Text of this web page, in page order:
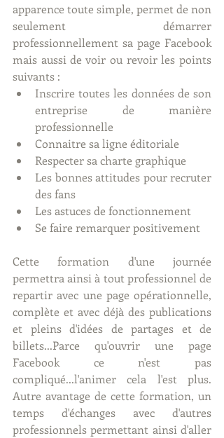
apparence toute simple, permet de non
seulement démarrer
professionnellement sa page Facebook
mais aussi de voir ou revoir les points
suivants :
Inscrire toutes les données de son
entreprise de manière
professionnelle
Connaitre sa ligne éditoriale
Respecter sa charte graphique
Les bonnes attitudes pour recruter
des fans
Les astuces de fonctionnement
Se faire remarquer positivement
Cette formation d'une journée
permettra ainsi à tout professionnel de
repartir avec une page opérationnelle,
complète et avec déjà des publications
et pleins d'idées de partages et de
billets...Parce qu'ouvrir une page
Facebook ce n'est pas
compliqué...l'animer cela l'est plus.
Autre avantage de cette formation, un
temps d'échanges avec d'autres
professionnels permettant ainsi d'aller